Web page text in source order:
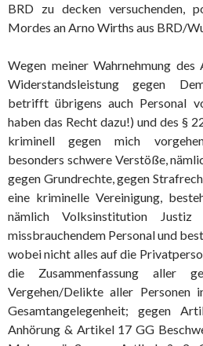
BRD zu decken versuchenden,
Mordes an Arno Wirths aus BRD/
Wegen meiner Wahrnehmung
Widerstandsleistung gegen
betrifft übrigens auch Personal
haben das Recht dazu!) und des §
kriminell gegen mich
besonders schwere Verstöße,
gegen Grundrechte, gegen
eine kriminelle Vereinigung,
nämlich Volksinstitution Justiz
missbrauchendem Personal und
wobei nicht alles auf die
die Zusammenfassung aller
Vergehen/Delikte aller Personen
Gesamtangelegenheit; gegen
Anhörung & Artikel 17 GG